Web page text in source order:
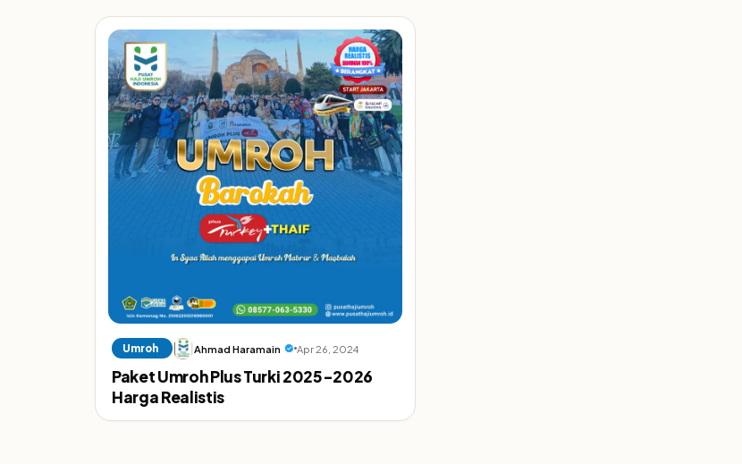
Umroh Ahmad Haramain Apr 26, 2024
Paket Umroh Plus Turki 2025-2026
Harga Realistis